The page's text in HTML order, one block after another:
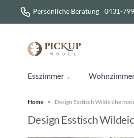
Direkt zum Inhalt
Persönliche Beratung 0431-
Esszimmer
Home > Design Esstisch Wildeiche
Design Esstisch